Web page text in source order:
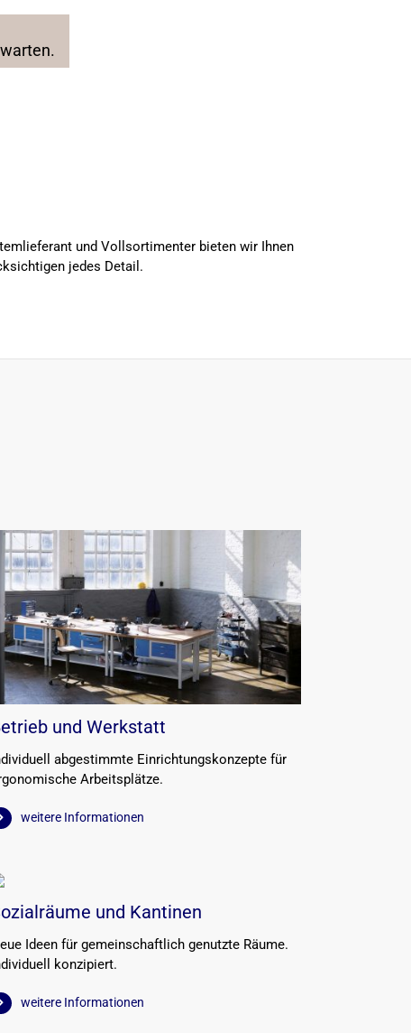
und Vollsortimenter bieten wir Ihnen
jedes Detail.
und Werkstatt
abgestimmte Einrichtungskonzepte für
Arbeitsplätze.
weitere Informationen
und Kantinen
Ideen für gemeinschaftlich genutzte Räume.
konzipiert.
weitere Informationen